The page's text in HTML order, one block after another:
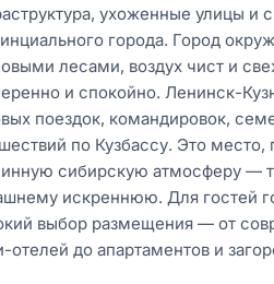
ухоженные улицы и
города. Город
лесами, воздух чист и
и спокойно. Ленинск-
поездок, командировок,
по Кузбассу. Это место,
сибирскую атмосферу —
искреннюю. Для гостей
выбор размещения — от
отелей до апартаментов и